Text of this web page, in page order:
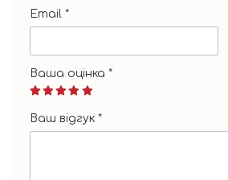
Email *
Ваша оцінка *
Ваш відгук *